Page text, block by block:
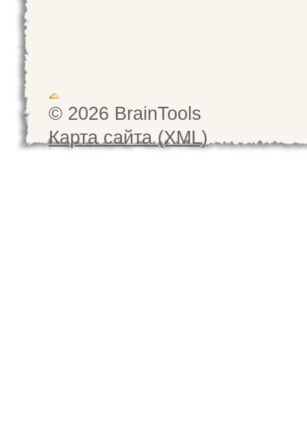
© 2026 BrainTools
Карта сайта (XML)